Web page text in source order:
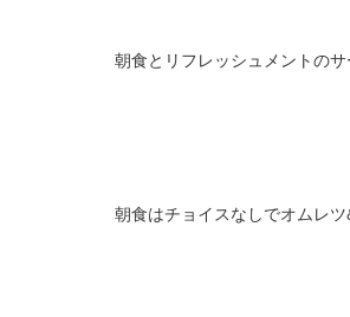
朝食とリフレッシュメントのサ
朝食はチョイスなしでオムレツ